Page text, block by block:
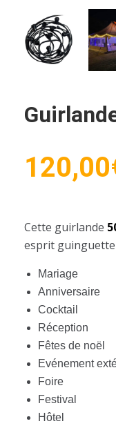
120,00
Cette guirlande
esprit
Mariage
Anniversaire
Cocktail
Réception
Fêtes de noël
Evénement
Foire
Festival
Hôtel